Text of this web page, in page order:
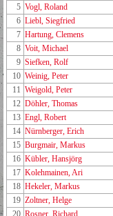
5 Vogl, Roland
6 Liebl, Siegfried
7 Hartung, Clemens
8 Voit, Michael
9 Siefken, Rolf
10 Weinig, Peter
11 Weigold, Peter
12 Döhler, Thomas
13 Engl, Robert
14 Nürnberger, Erich
15 Burgmair, Markus
16 Kübler, Hansjörg
17 Kolehmainen, Ari
18 Hekeler, Markus
19 Zoltner, Helge
20 Rosner, Richard